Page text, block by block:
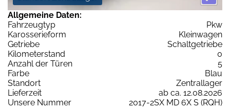
Allgemeine Daten:
Fahrzeugtyp
Pkw
Karosserieform
Kleinwagen
Getriebe
Schaltgetriebe
Kilometerstand
0
Anzahl der Türen
5
Farbe
Blau
Standort
Zentrallager
Lieferzeit
ab ca. 12.08.2026
Unsere Nummer
2017-2SX MD 6X S (RQH)